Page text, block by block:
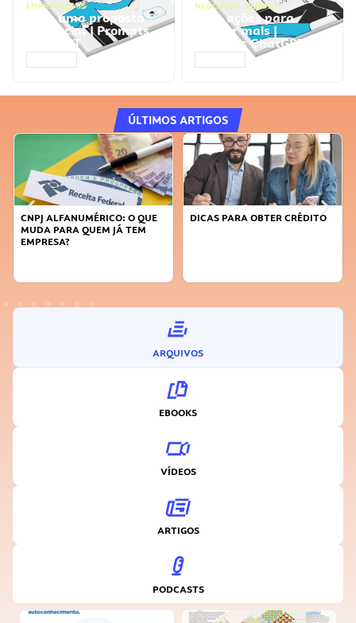
EMPRESARIAIS
Faça uma proposta
comercial | Prompts
ChatGPT
NEGÓCIOS, VENDAS
Faça ações para
vender mais |
Prompts ChatGPT
ÚLTIMOS ARTIGOS
DICAS PARA OBTER CRÉDITO
FAÇA A DIFERENÇA: SEJA
ARQUIVOS
EBOOKS
VÍDEOS
ARTIGOS
PODCASTS